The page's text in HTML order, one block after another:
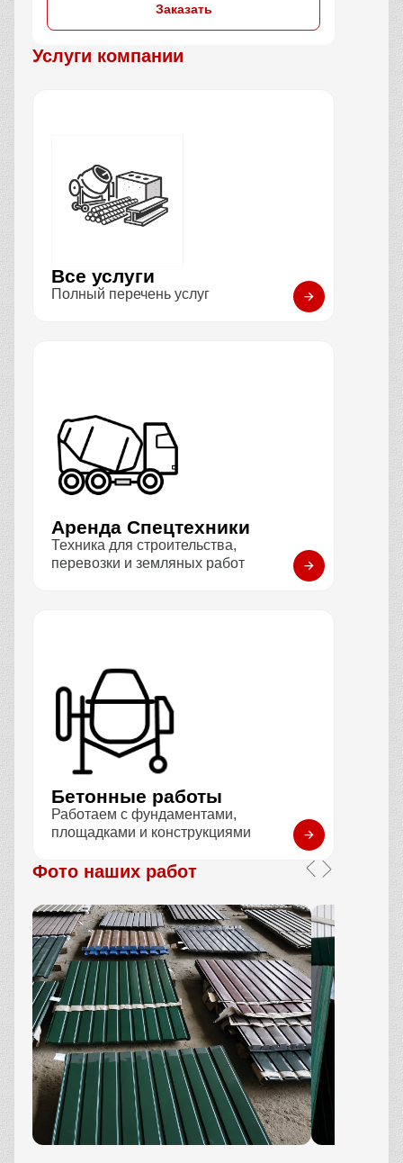
Заказать
Услуги компании
Все услуги
Полный перечень услуг
Аренда Спецтехники
Техника для строительства,
перевозки и земляных работ
Бетонные работы
Работаем с фундаментами,
площадками и конструкциями
Фото наших работ